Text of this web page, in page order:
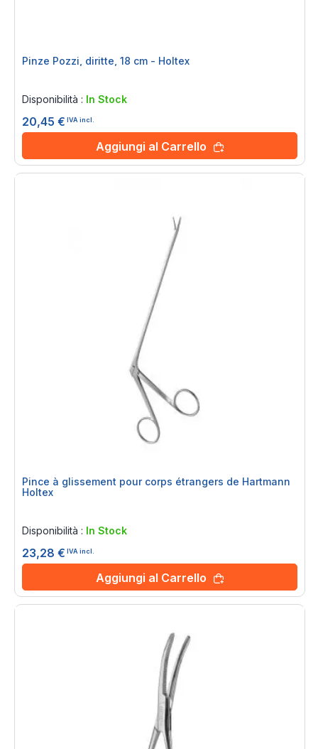
Pinze Pozzi, diritte, 18 cm - Holtex
Disponibilità : In Stock
20,45 € IVA incl.
Aggiungi al Carrello
Pince à glissement pour corps étrangers de Hartmann
Holtex
Disponibilità : In Stock
23,28 € IVA incl.
Aggiungi al Carrello